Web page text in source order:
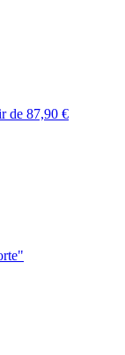
de 87,90 €